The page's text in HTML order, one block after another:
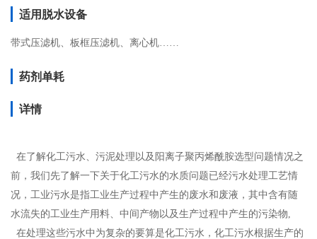
适用脱水设备
带式压滤机、板框压滤机、离心机……
药剂单耗
详情
在了解化工污水、污泥处理以及阳离子聚丙烯酰胺选型问题情况之
前，我们先了解一下关于化工污水的水质问题已经污水处理工艺情
况，工业污水是指工业生产过程中产生的废水和废液，其中含有随
水流失的工业生产用料、中间产物以及生产过程中产生的污染物,
在处理这些污水中为复杂的要算是化工污水，化工污水根据生产的